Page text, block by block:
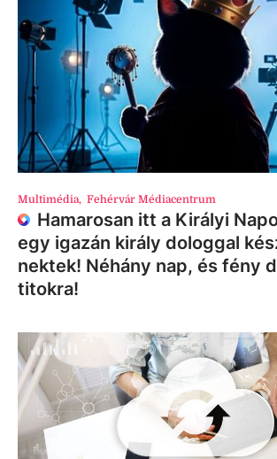
Multimédia, Fehérvár Médiacentrum
Hamarosan itt a Királyi
egy igazán király dologgal
nektek! Néhány nap, és fény
titokra!